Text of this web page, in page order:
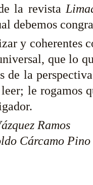
la revista
debemos
y coherentes
que lo
de la
le rogamos
Ramos
Cárcamo Pino